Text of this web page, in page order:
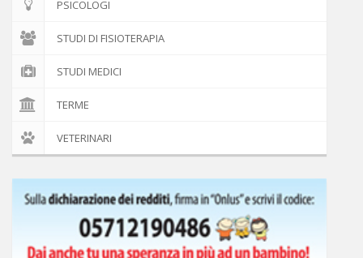
PSICOLOGI
STUDI DI FISIOTERAPIA
STUDI MEDICI
TERME
VETERINARI